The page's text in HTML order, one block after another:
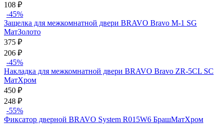
108 ₽
-45%
Защелка для межкомнатной двери BRAVO Bravo M-1 SG
МатЗолото
375 ₽
206 ₽
-45%
Накладка для межкомнатной двери BRAVO Bravo ZR-5CL SC
МатХром
450 ₽
248 ₽
-55%
Фиксатор дверной BRAVO System R015W6 БрашМатХром